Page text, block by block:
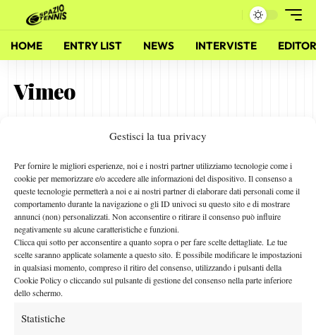
Gestisci la tua privacy
Per fornire le migliori esperienze, noi e i nostri partner utilizziamo tecnologie come i
cookie per memorizzare e/o accedere alle informazioni del dispositivo. Il consenso a
queste tecnologie permetterà a noi e ai nostri partner di elaborare dati personali come il
comportamento durante la navigazione o gli ID univoci su questo sito e di mostrare
annunci (non) personalizzati. Non acconsentire o ritirare il consenso può influire
negativamente su alcune caratteristiche e funzioni.
Clicca qui sotto per acconsentire a quanto sopra o per fare scelte dettagliate. Le tue
scelte saranno applicate solamente a questo sito. È possibile modificare le impostazioni
in qualsiasi momento, compreso il ritiro del consenso, utilizzando i pulsanti della
Cookie Policy o cliccando sul pulsante di gestione del consenso nella parte inferiore
dello schermo.
Statistiche
HOME ENTRY LIST NEWS INTERVISTE
Vimeo
Lemon Bowl 2015: Il Video del 27 dicembre
28 Dicembre 2014
Alessandro Nizegorodcew
Facebook